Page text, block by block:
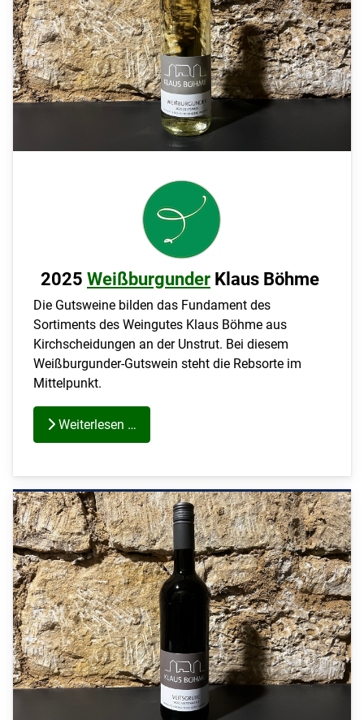
2025 Weißburgunder Klaus Böhme
Die Gutsweine bilden das Fundament des
Sortiments des Weingutes Klaus Böhme aus
Kirchscheidungen an der Unstrut. Bei diesem
Weißburgunder-Gutswein steht die Rebsorte im
Mittelpunkt.
Weiterlesen …